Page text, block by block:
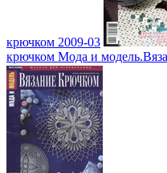
крючком 2009-03
крючком Мода и